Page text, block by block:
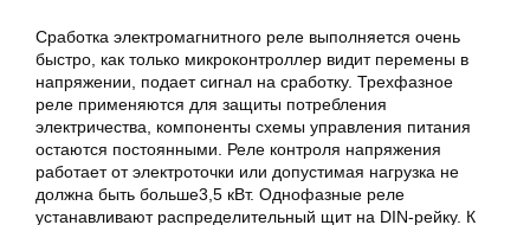
Сработка электромагнитного реле выполняется очень
быстро, как только микроконтроллер видит перемены в
напряжении, подает сигнал на сработку. Трехфазное
реле применяются для защиты потребления
электричества, компоненты схемы управления питания
остаются постоянными. Реле контроля напряжения
работает от электроточки или допустимая нагрузка не
должна быть больше3,5 кВт. Однофазные реле
устанавливают распределительный щит на DIN-рейку. К